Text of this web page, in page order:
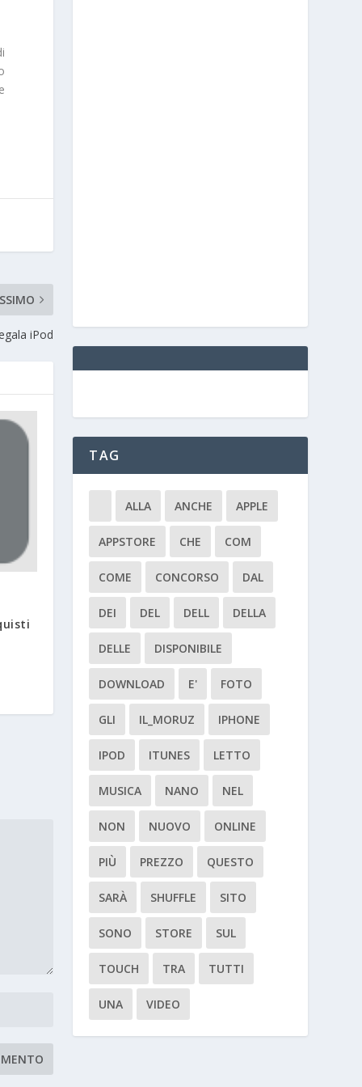
iPod
TAG
ALLA ANCHE APPLE
APPSTORE CHE COM
COME CONCORSO DAL
DEI DEL DELL DELLA
DELLE DISPONIBILE
DOWNLOAD E' FOTO
GLI IL_MORUZ IPHONE
IPOD ITUNES LETTO
MUSICA NANO NEL
NON NUOVO ONLINE
PIÙ PREZZO QUESTO
SARÀ SHUFFLE SITO
SONO STORE SUL
TOUCH TRA TUTTI
UNA VIDEO